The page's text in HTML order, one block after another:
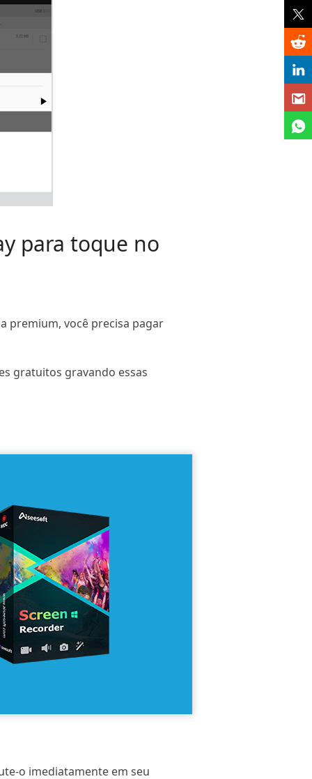
para toque no
premium, você precisa pagar
gratuitos gravando essas
o imediatamente em seu